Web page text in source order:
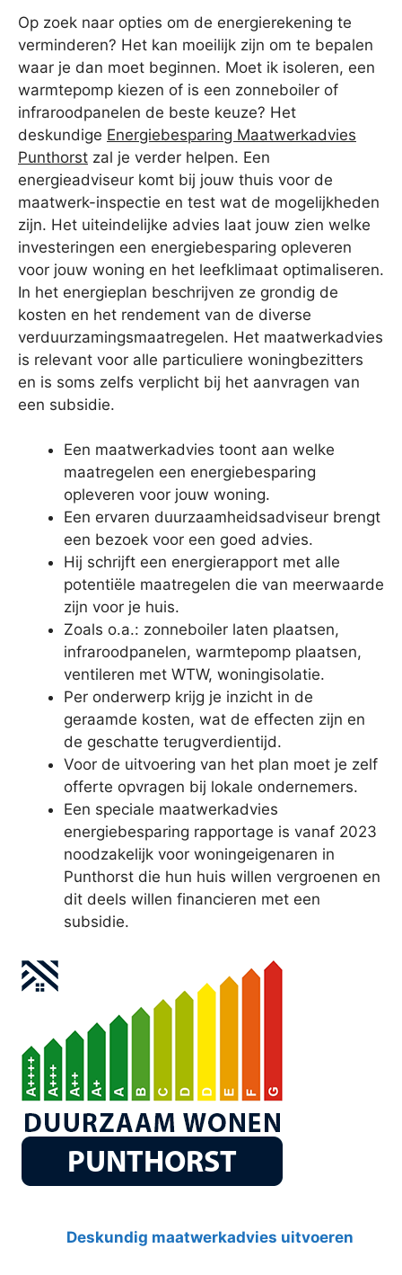
Op zoek naar opties om de energierekening te
verminderen? Het kan moeilijk zijn om te bepalen
waar je dan moet beginnen. Moet ik isoleren, een
warmtepomp kiezen of is een zonneboiler of
infraroodpanelen de beste keuze? Het
deskundige Energiebesparing Maatwerkadvies
Punthorst zal je verder helpen. Een
energieadviseur komt bij jouw thuis voor de
maatwerk-inspectie en test wat de mogelijkheden
zijn. Het uiteindelijke advies laat jouw zien welke
investeringen een energiebesparing opleveren
voor jouw woning en het leefklimaat optimaliseren.
In het energieplan beschrijven ze grondig de
kosten en het rendement van de diverse
verduurzamingsmaatregelen. Het maatwerkadvies
is relevant voor alle particuliere woningbezitters
en is soms zelfs verplicht bij het aanvragen van
een subsidie.
Een maatwerkadvies toont aan welke
maatregelen een energiebesparing
opleveren voor jouw woning.
Een ervaren duurzaamheidsadviseur brengt
een bezoek voor een goed advies.
Hij schrijft een energierapport met alle
potentiële maatregelen die van meerwaarde
zijn voor je huis.
Zoals o.a.: zonneboiler laten plaatsen,
infraroodpanelen, warmtepomp plaatsen,
ventileren met WTW, woningisolatie.
Per onderwerp krijg je inzicht in de
geraamde kosten, wat de effecten zijn en
de geschatte terugverdientijd.
Voor de uitvoering van het plan moet je zelf
offerte opvragen bij lokale ondernemers.
Een speciale maatwerkadvies
energiebesparing rapportage is vanaf 2023
noodzakelijk voor woningeigenaren in
Punthorst die hun huis willen vergroenen en
dit deels willen financieren met een
subsidie.
Deskundig maatwerkadvies uitvoeren